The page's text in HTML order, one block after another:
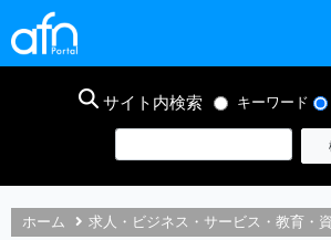
サイト内検索 キーワード
ホーム 求人・ビジネス・サービス・教育・